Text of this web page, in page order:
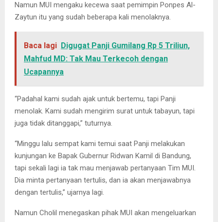
Namun MUI mengaku kecewa saat pemimpin Ponpes Al-
Zaytun itu yang sudah beberapa kali menolaknya.
Baca lagi Digugat Panji Gumilang Rp 5 Triliun,
Mahfud MD: Tak Mau Terkecoh dengan
Ucapannya
“Padahal kami sudah ajak untuk bertemu, tapi Panji
menolak. Kami sudah mengirim surat untuk tabayun, tapi
juga tidak ditanggapi,” tuturnya.
“Minggu lalu sempat kami temui saat Panji melakukan
kunjungan ke Bapak Gubernur Ridwan Kamil di Bandung,
tapi sekali lagi ia tak mau menjawab pertanyaan Tim MUI.
Dia minta pertanyaan tertulis, dan ia akan menjawabnya
dengan tertulis,” ujarnya lagi.
Namun Cholil menegaskan pihak MUI akan mengeluarkan